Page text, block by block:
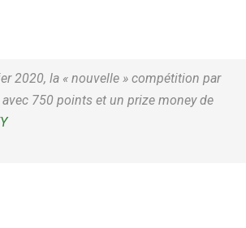
2020, la « nouvelle » compétition par
avec 750 points et un prize money de